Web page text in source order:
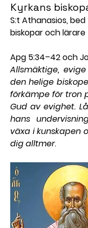
Kyrkans
S:t Athanasios,
biskopar och lärare
Apg 5:34–42 och
Allsmäktige,
den helige
förkämpe för tron
Gud av evighet.
hans
växa i kunskapen
dig alltmer.